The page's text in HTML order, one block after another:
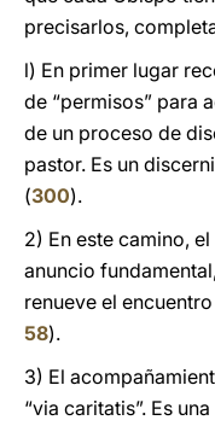
precisarlos,
l) En primer lugar
de “permisos” para
de un proceso de
pastor. Es un
(300).
2) En este camino,
anuncio
renueve el
58).
3) El
“via caritatis”. Es